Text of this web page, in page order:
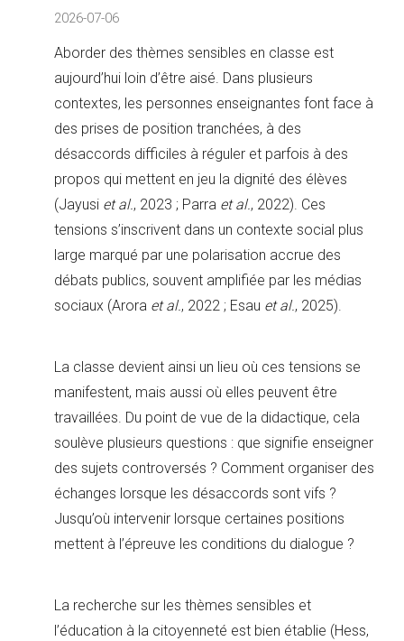
2026-07-06
Aborder des thèmes sensibles en classe est
aujourd’hui loin d’être aisé. Dans plusieurs
contextes, les personnes enseignantes font face à
des prises de position tranchées, à des
désaccords difficiles à réguler et parfois à des
propos qui mettent en jeu la dignité des élèves
(Jayusi et al., 2023 ; Parra et al., 2022). Ces
tensions s’inscrivent dans un contexte social plus
large marqué par une polarisation accrue des
débats publics, souvent amplifiée par les médias
sociaux (Arora et al., 2022 ; Esau et al., 2025).
La classe devient ainsi un lieu où ces tensions se
manifestent, mais aussi où elles peuvent être
travaillées. Du point de vue de la didactique, cela
soulève plusieurs questions : que signifie enseigner
des sujets controversés ? Comment organiser des
échanges lorsque les désaccords sont vifs ?
Jusqu’où intervenir lorsque certaines positions
mettent à l’épreuve les conditions du dialogue ?
La recherche sur les thèmes sensibles et
l’éducation à la citoyenneté est bien établie (Hess,